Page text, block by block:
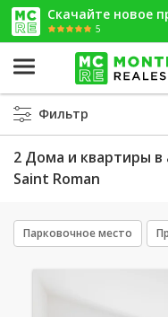
Скачайте новое
5
Фильтр
2 Дома и квартиры в
Saint Roman
Парковочное место